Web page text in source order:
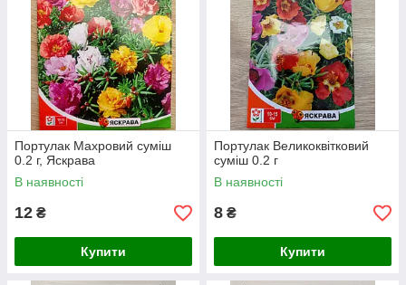
Портулак Махровий суміш
0.2 г, Яскрава
В наявності
12 ₴
Купити
Портулак Великоквітковий
суміш 0.2 г
В наявності
8 ₴
Купити